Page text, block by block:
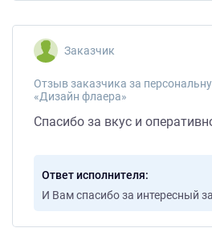
Заказчик
Отзыв заказчика за
«Дизайн флаера»
Спасибо за вкус и
Ответ исполнителя
И Вам спасибо за интересный